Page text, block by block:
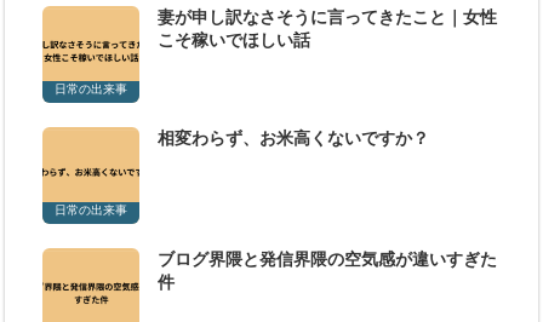
日常の出来事
妻が申し訳なさそうに言ってきたこと｜女性
こそ稼いでほしい話
日常の出来事
相変わらず、お米高くないですか？
ブログ界隈と発信界隈の空気感が違いすぎた
件